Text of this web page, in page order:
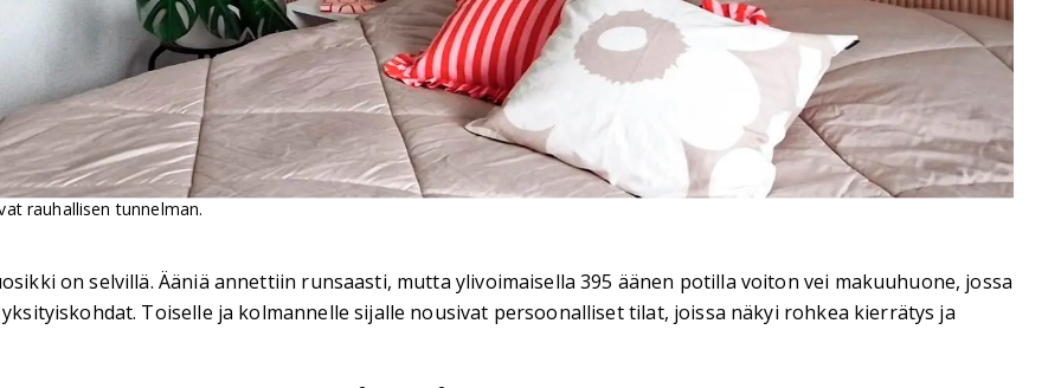
rauhallisen tunnelman.
on selvillä. Ääniä annettiin runsaasti, mutta ylivoimaisella 395 äänen potilla voiton vei makuuhuone, jossa
Toiselle ja kolmannelle sijalle nousivat persoonalliset tilat, joissa näkyi rohkea kierrätys ja